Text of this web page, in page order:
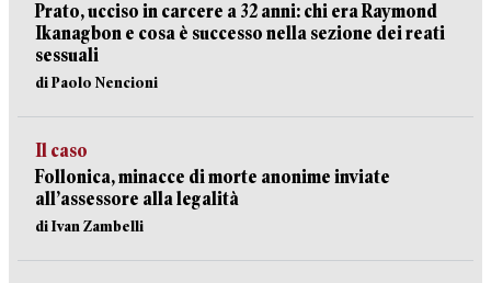
Prato, ucciso in carcere a 32 anni: chi era Raymond
Ikanagbon e cosa è successo nella sezione dei reati
sessuali
di Paolo Nencioni
Il caso
Follonica, minacce di morte anonime inviate
all’assessore alla legalità
di Ivan Zambelli